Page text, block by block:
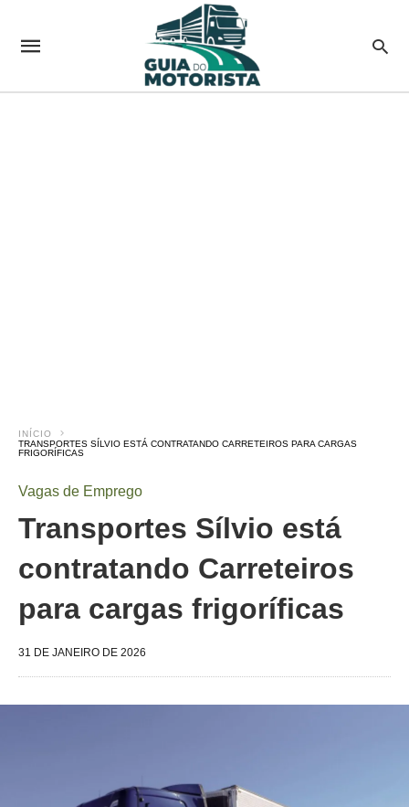
INÍCIO
TRANSPORTES SÍLVIO ESTÁ CONTRATANDO CARRETEIROS PARA CARGAS
FRIGORÍFICAS
Vagas de Emprego
Transportes Sílvio está
contratando Carreteiros
para cargas frigoríficas
31 DE JANEIRO DE 2026